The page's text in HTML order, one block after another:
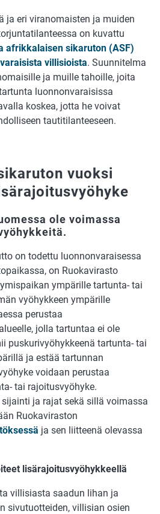
ja eri viranomaisten ja muiden
on kuvattu
afrikkalaisen sikaruton (ASF)
villisioista. Suunnitelma
ja muille tahoille, joita
luonnonvaraisissa
koskea, jotta he voivat
tautitilanteeseen.
vuoksi
ole voimassa
on todettu luonnonvaraisessa
on Ruokavirasto
ympärille tartunta- tai
vyöhykkeen ympärille
perustaa
jolla tartuntaa ei ole
puskurivyöhykkeenä tartunta- tai
ja estää tartunnan
voidaan perustaa
tai rajoitusvyöhyke.
ja rajat sekä sillä voimassa
Ruokaviraston
ja sen liitteenä olevassa
lisärajoitusvyöhykkeellä
villisiasta saadun lihan ja
sivutuotteiden, villisian osien